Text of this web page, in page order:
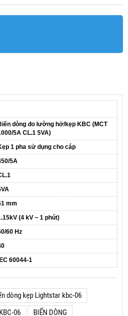
dòng đo lường hở/kẹp KBC (MCT
5A CL.1 5VA)
1 pha sử dụng cho cáp
5A
mm
(4 kV ~ 1 phút)
60 Hz
60044-1
dòng kẹp Lightstar kbc-06
06 BIẾN DÒNG